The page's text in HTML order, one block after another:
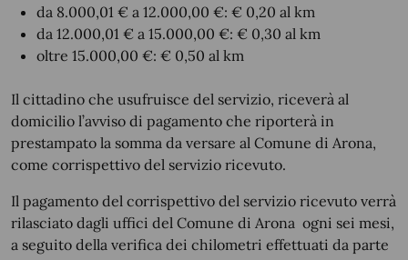
da 8.000,01 € a 12.000,00 €: € 0,20 al km
da 12.000,01 € a 15.000,00 €: € 0,30 al km
oltre 15.000,00 €: € 0,50 al km
Il cittadino che usufruisce del servizio, riceverà al
domicilio l’avviso di pagamento che riporterà in
prestampato la somma da versare al Comune di Arona,
come corrispettivo del servizio ricevuto.
Il pagamento del corrispettivo del servizio ricevuto verrà
rilasciato dagli uffici del Comune di Arona ogni sei mesi,
a seguito della verifica dei chilometri effettuati da parte